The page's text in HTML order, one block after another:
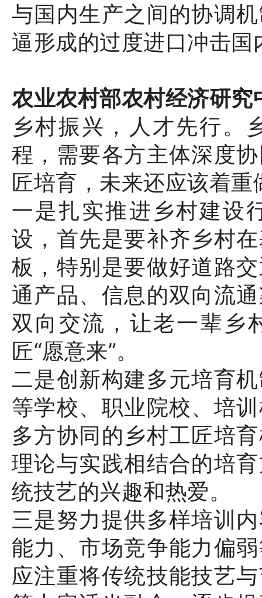
与国内生产之间的协调
逼形成的过度进口冲击
农业农村部农村经济研
乡村振兴，人才先行。
程，需要各方主体深度
匠培育，未来还应该着
一是扎实推进乡村建设
设，首先是要补齐乡村
板，特别是要做好道路
通产品、信息的双向流
双向交流，让老一辈乡
匠“愿意来”。
二是创新构建多元培育
等学校、职业院校、培
多方协同的乡村工匠培
理论与实践相结合的培
统技艺的兴趣和热爱。
三是努力提供多样培训
能力、市场竞争能力偏
应注重将传统技能技艺